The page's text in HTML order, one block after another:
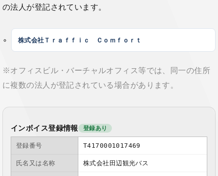
の法人が登記されています。
株式会社Ｔｒａｆｆｉｃ Ｃｏｍｆｏｒｔ
※オフィスビル・バーチャルオフィス等では、同一の住所
に複数の法人が登記されている場合があります。
インボイス登録情報 登録あり
登録番号 T4170001017469
氏名又は名称 株式会社田辺観光バス